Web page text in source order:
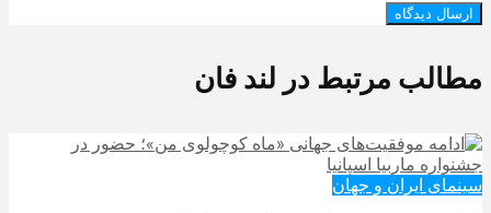
مطالب مرتبط در لند فان
سینمای ایران و جهان